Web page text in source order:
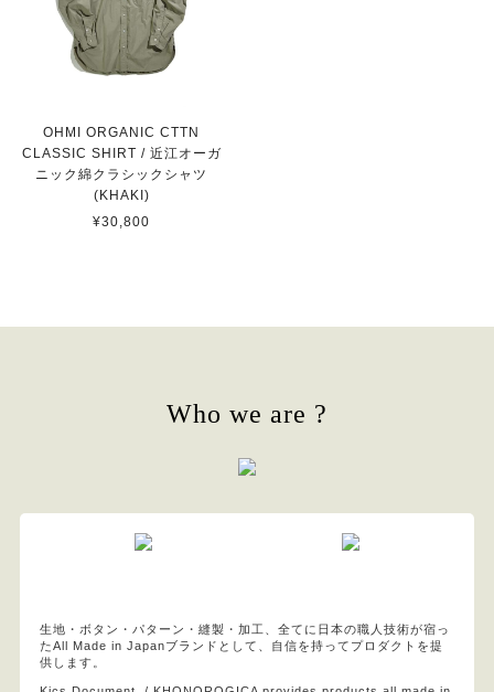
OHMI ORGANIC CTTN
CLASSIC SHIRT / 近江オーガ
ニック綿クラシックシャツ
(KHAKI)
¥30,800
Who we are ?
生地・ボタン・パターン・縫製・加工、全てに日本の職人技術が宿っ
たAll Made in Japanブランドとして、自信を持ってプロダクトを提
供します。